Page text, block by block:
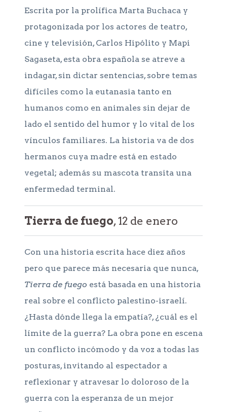
Escrita por la prolífica Marta Buchaca y
protagonizada por los actores de teatro,
cine y televisión, Carlos Hipólito y Mapi
Sagaseta, esta obra española se atreve a
indagar, sin dictar sentencias, sobre temas
difíciles como la eutanasia tanto en
humanos como en animales sin dejar de
lado el sentido del humor y lo vital de los
vínculos familiares. La historia va de dos
hermanos cuya madre está en estado
vegetal; además su mascota transita una
enfermedad terminal.
Tierra de fuego, 12 de enero
Con una historia escrita hace diez años
pero que parece más necesaria que nunca,
Tierra de fuego está basada en una historia
real sobre el conflicto palestino-israelí.
¿Hasta dónde llega la empatía?, ¿cuál es el
límite de la guerra? La obra pone en escena
un conflicto incómodo y da voz a todas las
posturas, invitando al espectador a
reflexionar y atravesar lo doloroso de la
guerra con la esperanza de un mejor